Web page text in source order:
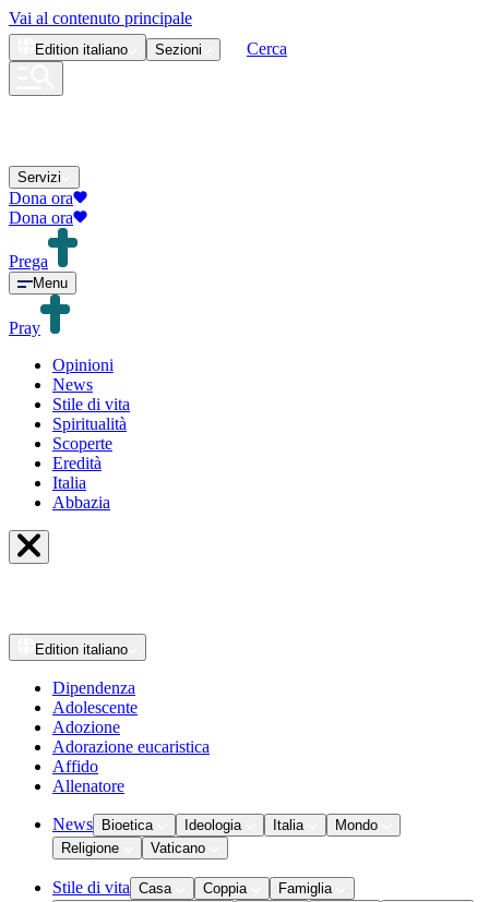
Vai al contenuto principale
Edition italiano Sezioni Cerca
Servizi
Dona ora
Dona ora
Prega
Menu
Pray
Opinioni
News
Stile di vita
Spiritualità
Scoperte
Eredità
Italia
Abbazia
Edition italiano
Dipendenza
Adolescente
Adozione
Adorazione eucaristica
Affido
Allenatore
News Bioetica Ideologia Italia
Mondo
Religione
Vaticano
Stile di vita Casa Coppia
Famiglia